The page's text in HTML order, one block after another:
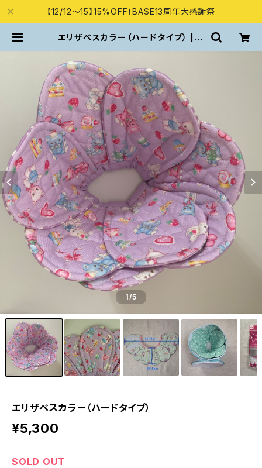
【12/12～15】15%OFF！BASE13周年大感謝祭
エリザベスカラー（ハードタイプ） | C
1/5
エリザベスカラー（ハードタイプ）
¥5,300
SOLD OUT